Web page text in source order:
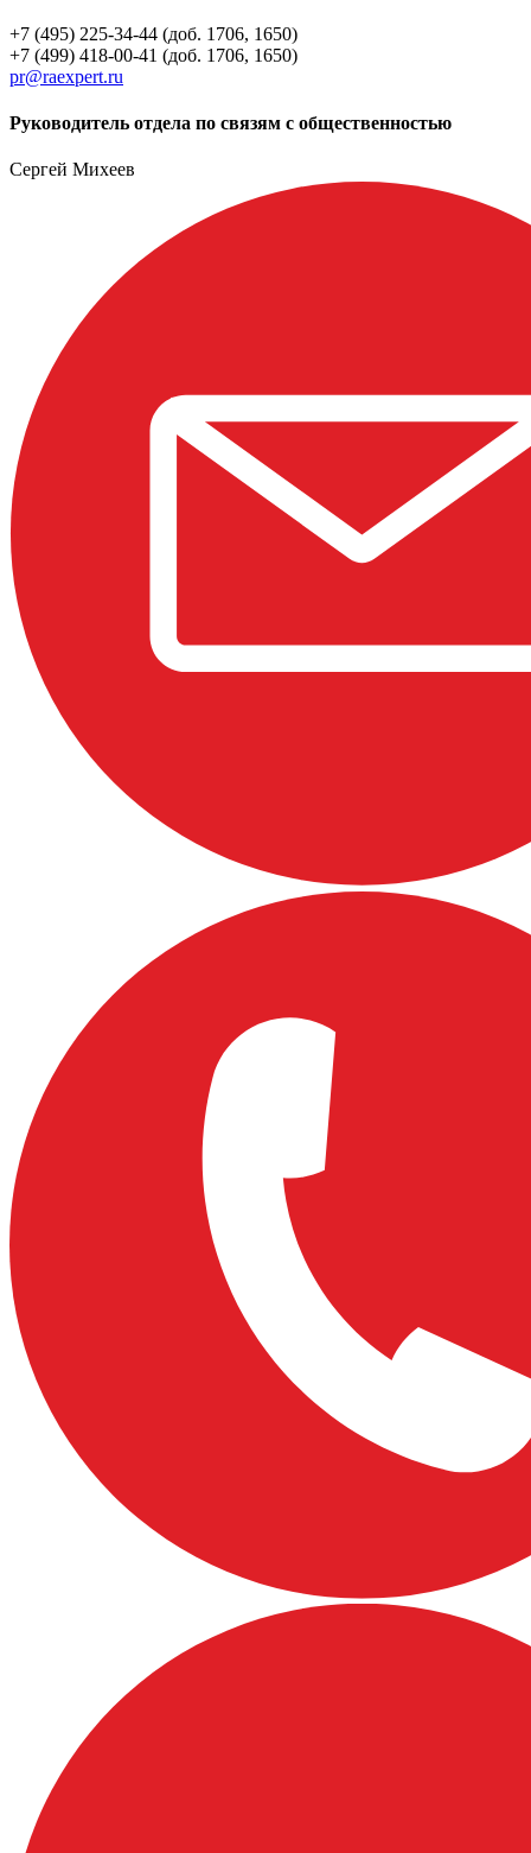
+7 (495) 225-34-44 (доб. 1706, 1650)
+7 (499) 418-00-41 (доб. 1706, 1650)
pr@raexpert.ru
Руководитель отдела по связям с общественностью
Сергей Михеев